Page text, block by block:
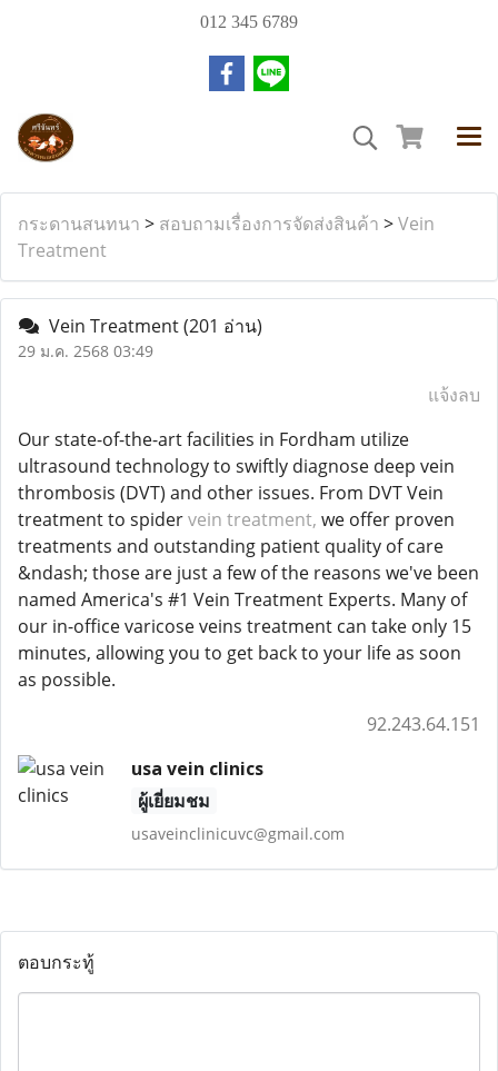
012 345 6789
กระดานสนทนา > สอบถามเรื่องการจัดส่งสินค้า >Vein
Treatment
Vein Treatment(201 อ่าน)
29 ม.ค. 2568 03:49
แจ้งลบ
Our state-of-the-art facilities in Fordham utilize
ultrasound technology to swiftly diagnose deep vein
thrombosis (DVT) and other issues. From DVT Vein
treatment to spidervein treatment, we offer proven
treatments and outstanding patient quality of care
&ndash; those are just a few of the reasons we've been
named America's #1 Vein Treatment Experts. Many of
our in-office varicose veins treatment can take only 15
minutes, allowing you to get back to your life as soon
as possible.
92.243.64.151
usa vein clinics
ผู้เยี่ยมชม
usaveinclinicuvc@gmail.com
ตอบกระทู้